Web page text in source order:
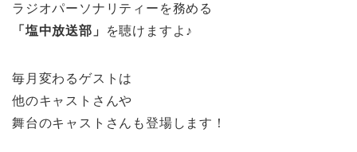
ラジオパーソナリティーを務める
「塩中放送部」
を聴けますよ♪
毎月変わるゲストは
他のキャストさんや
舞台のキャストさんも登場します！